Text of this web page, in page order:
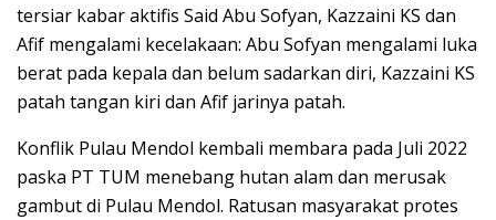
tersiar kabar aktifis Said Abu Sofyan, Kazzaini KS dan
Afif mengalami kecelakaan: Abu Sofyan mengalami luka
berat pada kepala dan belum sadarkan diri, Kazzaini KS
patah tangan kiri dan Afif jarinya patah.
Konflik Pulau Mendol kembali membara pada Juli 2022
paska PT TUM menebang hutan alam dan merusak
gambut di Pulau Mendol. Ratusan masyarakat protes